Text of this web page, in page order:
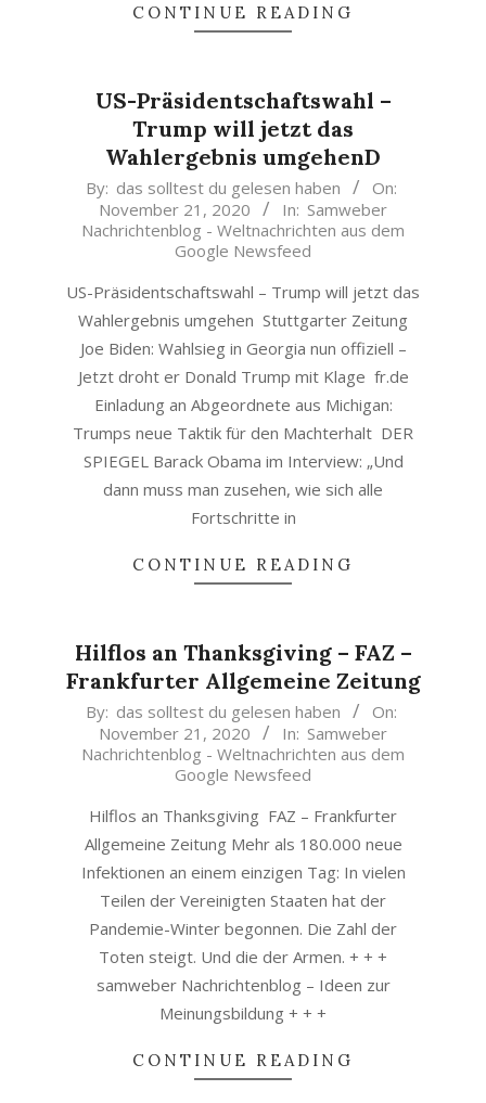
CONTINUE READING
US-Präsidentschaftswahl –
Trump will jetzt das
Wahlergebnis umgehenD
2020-
21
By: das solltest du gelesen haben
On:
November 21, 2020
In: Samweber
Nachrichtenblog - Weltnachrichten aus dem
Google Newsfeed
US-Präsidentschaftswahl – Trump will jetzt das
Wahlergebnis umgehen Stuttgarter Zeitung
Joe Biden: Wahlsieg in Georgia nun offiziell –
Jetzt droht er Donald Trump mit Klage fr.de
Einladung an Abgeordnete aus Michigan:
Trumps neue Taktik für den Machterhalt DER
SPIEGEL Barack Obama im Interview: „Und
dann muss man zusehen, wie sich alle
Fortschritte in
CONTINUE READING
Hilflos an Thanksgiving – FAZ –
Frankfurter Allgemeine Zeitung
2020-
21
By: das solltest du gelesen haben
On:
November 21, 2020
In: Samweber
Nachrichtenblog - Weltnachrichten aus dem
Google Newsfeed
Hilflos an Thanksgiving FAZ – Frankfurter
Allgemeine Zeitung Mehr als 180.000 neue
Infektionen an einem einzigen Tag: In vielen
Teilen der Vereinigten Staaten hat der
Pandemie-Winter begonnen. Die Zahl der
Toten steigt. Und die der Armen. + + +
samweber Nachrichtenblog – Ideen zur
Meinungsbildung + + +
CONTINUE READING